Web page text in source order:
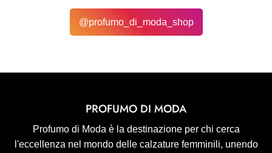
@profumo_di_moda_shop
PROFUMO DI MODA
Profumo di Moda è la destinazione per chi cerca
l'eccellenza nel mondo delle calzature femminili, unendo